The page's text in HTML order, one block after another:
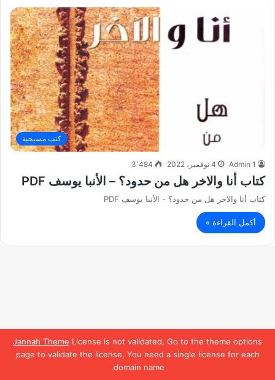
Jannah Theme License is not validated, Go to the theme options
page to validate the license, You need a single license for each
domain name.
كتب مسيحية
Admin 1 4 نوفمبر، 2022 3٬484
كتاب أنا والاخر هل من حدود؟ – الأنبا يوسف PDF
كتاب أنا والاخر هل من حدود؟ - الأنبا يوسف PDF
أكمل القراءة »